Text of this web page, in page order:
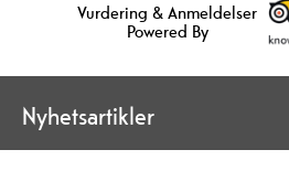
Vurdering & Anmeldelser
Powered By
Nyhetsartikler